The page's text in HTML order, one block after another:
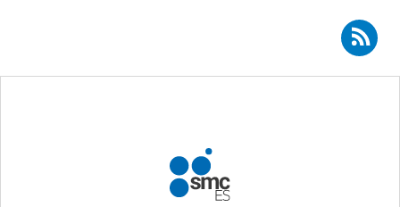
Suscribirse a RSS - Ashley Grossman